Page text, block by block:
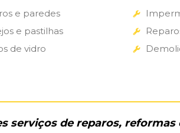
e paredes
e pastilhas
de vidro
serviços de reparos,